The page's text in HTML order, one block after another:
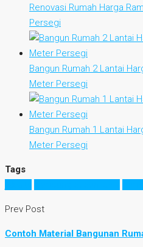
Renovasi Rumah Harga
Persegi
Bangun Rumah 2 Lantai
Meter Persegi
Bangun Rumah 1 Lantai
Meter Persegi
Tags
Prev Post
Contoh Material Bangunan